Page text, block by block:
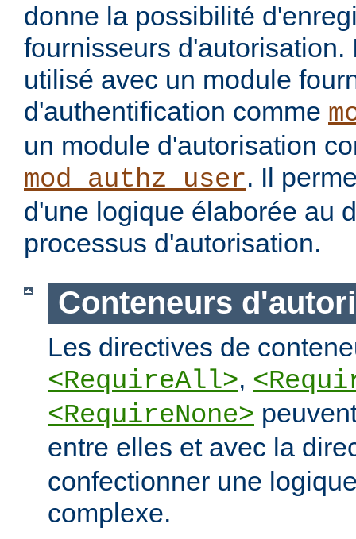
donne la possibilité
fournisseurs d'autorisation.
utilisé avec un module
d'authentification comme
un module d'autorisation
mod_authz_user. Il
d'une logique élaborée au
processus d'autorisation.
Conteneurs
Les directives de
<RequireAll>,
<RequireNone>
entre elles et avec la
confectionner une
complexe.